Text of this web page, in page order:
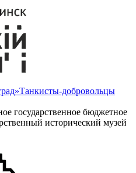
Танкисты-добровольцы
государственное бюджетное
исторический музей